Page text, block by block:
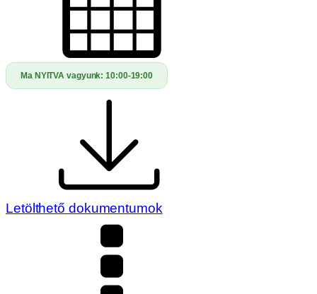
Ma NYITVA vagyunk:10:00-19:00
Letölthető dokumentumok